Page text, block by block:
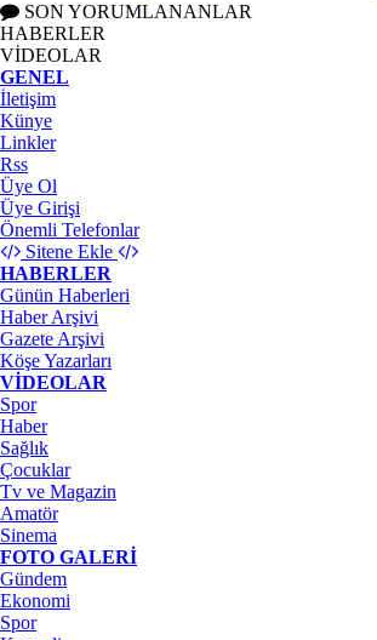
SON YORUMLANANLAR
HABERLER
VİDEOLAR
GENEL
İletişim
Künye
Linkler
Rss
Üye Ol
Üye Girişi
Önemli Telefonlar
Sitene Ekle
HABERLER
Günün Haberleri
Haber Arşivi
Gazete Arşivi
Köşe Yazarları
VİDEOLAR
Spor
Haber
Sağlık
Çocuklar
Tv ve Magazin
Amatör
Sinema
FOTO GALERİ
Gündem
Ekonomi
Spor